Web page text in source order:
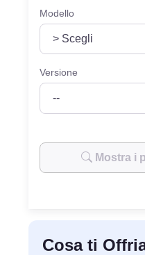
Modello
Versione
Mostra i
Cosa ti